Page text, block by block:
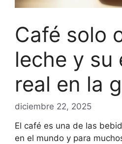
Café solo
leche y su
real en la
diciembre 22, 2025
El café es una de las
en el mundo y para